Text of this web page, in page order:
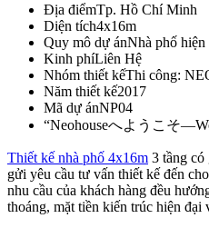
Địa điểmTp. Hồ Chí Minh
Diện tích4x16m
Quy mô dự ánNhà phố hiện
Kinh phíLiên Hệ
Nhóm thiết kếThi công:
Năm thiết kế2017
Mã dự ánNP04
“Neohouseへようこそ
Thiết kế nhà phố 4x16m 3 tầng có
gửi yêu cầu tư vấn thiết kế đến
nhu cầu của khách hàng đều
thoáng, mặt tiền kiến trúc hiện đại